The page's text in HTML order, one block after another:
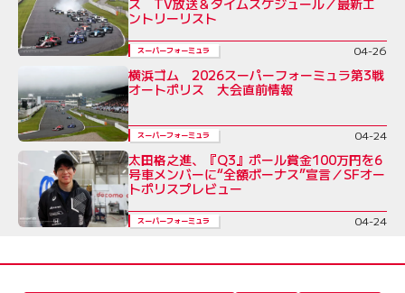
ントリーリスト
スーパーフォーミュラ 04-26
横浜ゴム 2026スーパーフォーミュラ第3戦
オートポリス 大会直前情報
スーパーフォーミュラ 04-24
太田格之進、『Q3』ポール賞金100万円を6
号車メンバーに“全額ボーナス”宣言／SFオー
トポリスプレビュー
スーパーフォーミュラ 04-24